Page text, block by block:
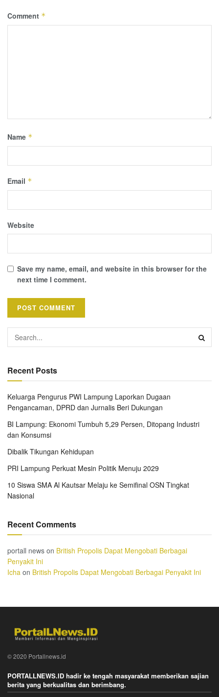
Comment *
Name *
Email *
Website
Save my name, email, and website in this browser for the
next time I comment.
Recent Posts
Keluarga Pengurus PWI Lampung Laporkan Dugaan
Pengancaman, DPRD dan Jurnalis Beri Dukungan
BI Lampung: Ekonomi Tumbuh 5,29 Persen, Ditopang Industri
dan Konsumsi
Dibalik Tikungan Kehidupan
PRI Lampung Perkuat Mesin Politik Menuju 2029
10 Siswa SMA Al Kautsar Melaju ke Semifinal OSN Tingkat
Nasional
Recent Comments
portall news on British Propolis Dapat Mengobati Berbagai
Penyakit Ini
Icha on British Propolis Dapat Mengobati Berbagai Penyakit Ini
© 2020 Portallnews.id
PORTALLNEWS.ID hadir ke tengah masyarakat memberikan sajian
berita yang berkualitas dan berimbang.